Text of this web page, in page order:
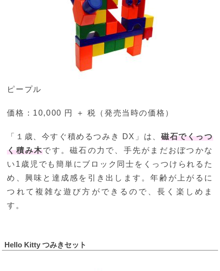
ピープル
価格：10,000 円 ＋ 税（発売当時の価格）
「１歳、今すぐ積めるつみき DX」は、 磁石でくっつ
く積み木です。磁石の力で、手先がまだおぼつかな
い1歳児でも簡単にブロック同士をくっつけられるた
め、興味と達成感を引き出します。年齢が上がるに
つれて複雑な遊び方ができるので、長く楽しめま
す。
Hello Kitty つみきセット